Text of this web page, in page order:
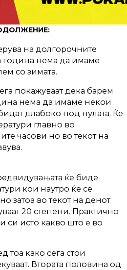
на долгорочните
година нема да имаме
со зимата.
покажуваат дека барем
нема да имаме некои
длабоко под нулата. Ќе
главно во
часови но во текот на
ќе биде
кои наутро ќе се
затоа во текот на денот
20 степени. Практично
си исто какво што е во
како сега стои
Втората половина од